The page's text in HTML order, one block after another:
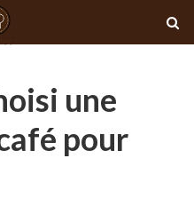
une
pour